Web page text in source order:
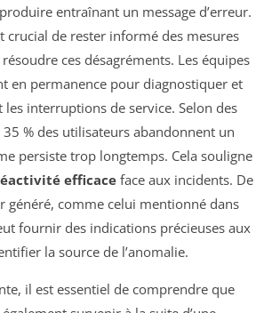
entraînant un message d’erreur.
crucial de rester informé des mesures
ces désagréments. Les équipes
en permanence pour diagnostiquer et
les interruptions de service. Selon des
% des utilisateurs abandonnent un
persiste trop longtemps. Cela souligne
efficace face aux incidents. De
généré, comme celui mentionné dans
fournir des indications précieuses aux
la source de l’anomalie.
il est essentiel de comprendre que